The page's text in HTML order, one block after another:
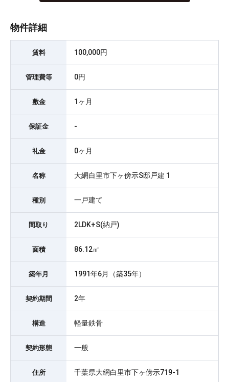
物件詳細
賃料 100,000円
管理費等 0円
敷金 1ヶ月
保証金 -
礼金 0ヶ月
名称 大網白里市下ヶ傍示S邸戸建 1
種別 一戸建て
間取り 2LDK+S(納戸)
面積 86.12㎡
築年月 1991年6月（築35年）
契約期間 2年
構造 軽量鉄骨
契約形態 一般
住所 千葉県大網白里市下ヶ傍示719-1